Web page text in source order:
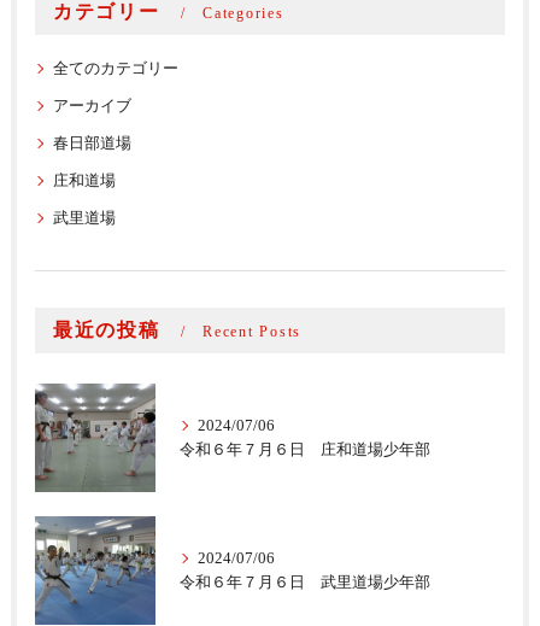
カテゴリー Categories
全てのカテゴリー
アーカイブ
春日部道場
庄和道場
武里道場
最近の投稿 Recent Posts
2024/07/06
令和６年７月６日 庄和道場少年部
2024/07/06
令和６年７月６日 武里道場少年部